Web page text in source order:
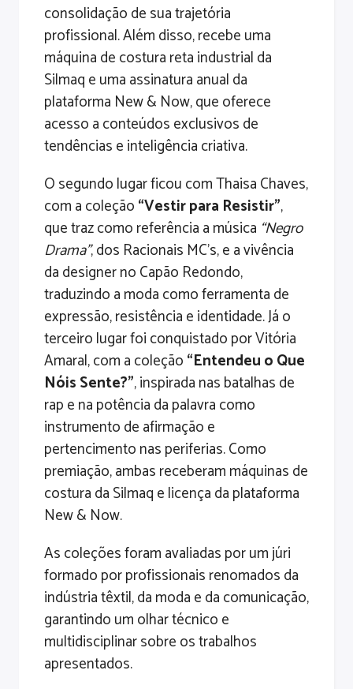
consolidação de sua trajetória
profissional. Além disso, recebe uma
máquina de costura reta industrial da
Silmaq e uma assinatura anual da
plataforma New & Now, que oferece
acesso a conteúdos exclusivos de
tendências e inteligência criativa.
O segundo lugar ficou com Thaisa Chaves,
com a coleção“Vestir para Resistir”,
que traz como referência a música “Negro
Drama”, dos Racionais MC’s, e a vivência
da designer no Capão Redondo,
traduzindo a moda como ferramenta de
expressão, resistência e identidade. Já o
terceiro lugar foi conquistado por Vitória
Amaral, com a coleção“Entendeu o Que
Nóis Sente?”, inspirada nas batalhas de
rap e na potência da palavra como
instrumento de afirmação e
pertencimento nas periferias. Como
premiação, ambas receberam máquinas de
costura da Silmaq e licença da plataforma
New & Now.
As coleções foram avaliadas por um júri
formado por profissionais renomados da
indústria têxtil, da moda e da comunicação,
garantindo um olhar técnico e
multidisciplinar sobre os trabalhos
apresentados.